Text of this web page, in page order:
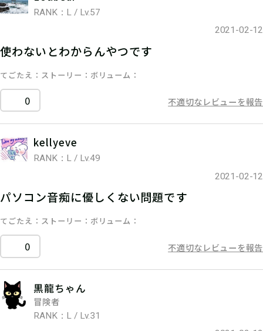
RANK：L / Lv.57
2021-02-12
使わないとわからんやつです
てごたえ ストーリー ボリューム
0 不適切なレビューを報告
kellyeve
RANK：L / Lv.49
2021-02-12
パソコン音痴に優しくない問題です
てごたえ ストーリー ボリューム
0 不適切なレビューを報告
黒龍ちゃん
冒険者
RANK：L / Lv.31